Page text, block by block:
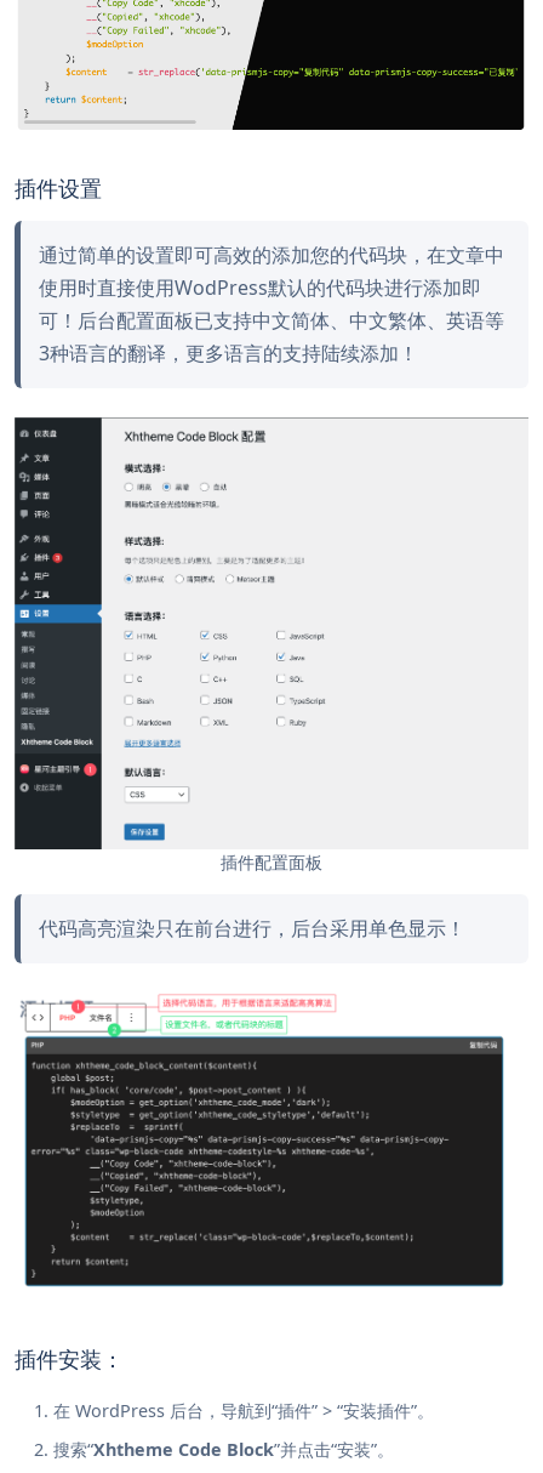
插件设置
通过简单的设置即可高效的添加您的代码块，在文章中
使用时直接使用WodPress默认的代码块进行添加即
可！后台配置面板已支持中文简体、中文繁体、英语等
3种语言的翻译，更多语言的支持陆续添加！
插件配置面板
代码高亮渲染只在前台进行，后台采用单色显示！
插件安装：
在 WordPress 后台，导航到“插件” > “安装插件”。
搜索“Xhtheme Code Block”并点击“安装”。